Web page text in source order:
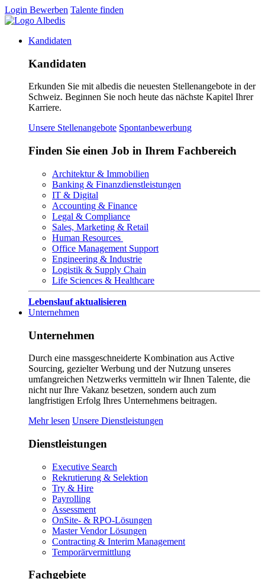
Login Bewerben Talente finden
Kandidaten
Kandidaten
Erkunden Sie mit albedis die neuesten Stellenangebote in der
Schweiz. Beginnen Sie noch heute das nächste Kapitel Ihrer
Karriere.
Unsere Stellenangebote Spontanbewerbung
Finden Sie einen Job in Ihrem Fachbereich
Architektur & Immobilien
Banking & Finanzdienstleistungen
IT & Digital
Accounting & Finance
Legal & Compliance
Sales, Marketing & Retail
Human Resources
Office Management Support
Engineering & Industrie
Logistik & Supply Chain
Life Sciences & Healthcare
Lebenslauf aktualisieren
Unternehmen
Unternehmen
Durch eine massgeschneiderte Kombination aus Active
Sourcing, gezielter Werbung und der Nutzung unseres
umfangreichen Netzwerks vermitteln wir Ihnen Talente, die
nicht nur Ihre Vakanz besetzen, sondern auch zum
langfristigen Erfolg Ihres Unternehmens beitragen.
Mehr lesen Unsere Dienstleistungen
Dienstleistungen
Executive Search
Rekrutierung & Selektion
Try & Hire
Payrolling
Assessment
OnSite- & RPO-Lösungen
Master Vendor Lösungen
Contracting & Interim Management
Temporärvermittlung
Fachgebiete